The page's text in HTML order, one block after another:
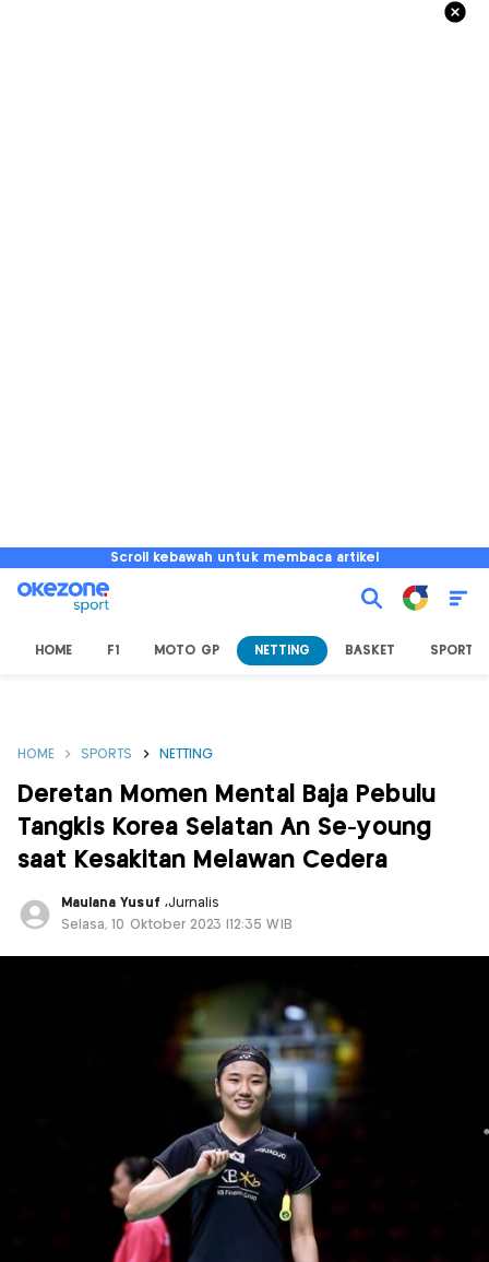
Scroll kebawah untuk membaca artikel
HOME F1 MOTO GP NETTING BASKET SPORT
HOME SPORTS NETTING
Deretan Momen Mental Baja Pebulu
Tangkis Korea Selatan An Se-young
saat Kesakitan Melawan Cedera
Maulana Yusuf ,Jurnalis
Selasa, 10 Oktober 2023 |12:35 WIB